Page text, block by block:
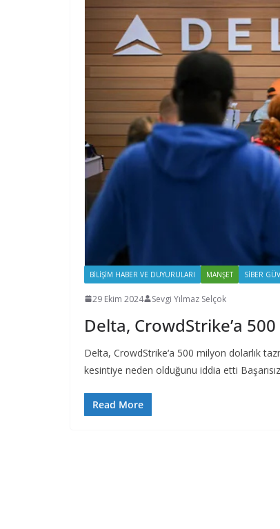
BILIŞIM HABER VE DUYURULARI MANŞET SIBER
29 Ekim 2024 Sevgi Yılmaz Selçok
Delta, CrowdStrike’a
Delta, CrowdStrike‘a 500 milyon dolarlık
kesintiye neden olduğunu iddia etti Başarısız
Read More